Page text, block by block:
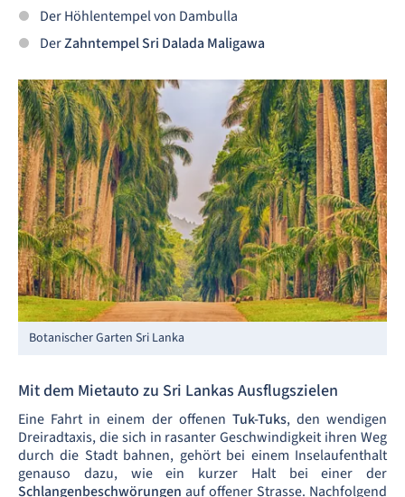
Der Höhlentempel von Dambulla
DerZahntempel Sri Dalada Maligawa
Botanischer Garten Sri Lanka
Mit dem Mietauto zu Sri Lankas Ausflugszielen
Eine Fahrt in einem der offenen Tuk-Tuks, den wendigen
Dreiradtaxis, die sich in rasanter Geschwindigkeit ihren Weg
durch die Stadt bahnen, gehört bei einem Inselaufenthalt
genauso dazu, wie ein kurzer Halt bei einer der
Schlangenbeschwörungen auf offener Strasse. Nachfolgend